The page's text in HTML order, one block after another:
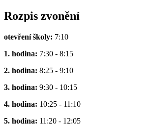
Rozpis zvonění
otevření školy: 7:10
1. hodina: 7:30 - 8:15
2. hodina: 8:25 - 9:10
3. hodina: 9:30 - 10:15
4. hodina: 10:25 - 11:10
5. hodina: 11:20 - 12:05